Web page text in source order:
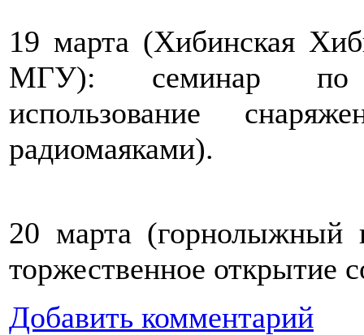
19 марта (Хибинская
МГУ): семинар по
использование
радиомаяками).
20 марта (горнолыжный
торжественное открытие
Добавить комментарий